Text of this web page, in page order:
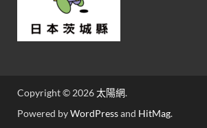
Copyright © 2026太陽網.
Powered byWordPressand HitMag.